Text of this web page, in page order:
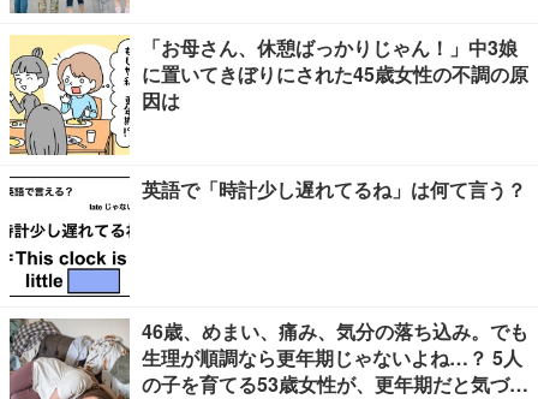
「お母さん、休憩ばっかりじゃん！」中3娘
に置いてきぼりにされた45歳女性の不調の原
因は
英語で「時計少し遅れてるね」は何て言う？
46歳、めまい、痛み、気分の落ち込み。でも
生理が順調なら更年期じゃないよね…？ 5人
の子を育てる53歳女性が、更年期だと気づく